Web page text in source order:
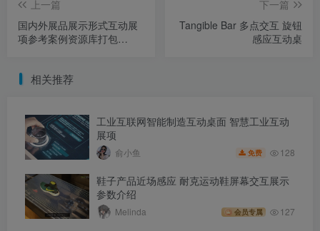
上一篇
国内外展品展示形式互动展
项参考案例资源库打包
下一篇
Tangible Bar 多点交互 旋钮
感应互动桌
相关推荐
工业互联网智能制造互动桌面 智慧工业互动
展项
俞小鱼 免费 128
鞋子产品近场感应 耐克运动鞋屏幕交互展示
参数介绍
Melinda 会员专属 127